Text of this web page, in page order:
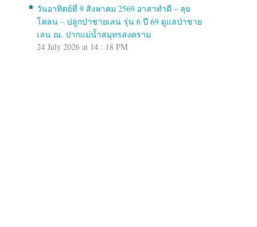
วันอาทิตย์ที่ 9 สิงหาคม 2569 อาสาทำดี – ลุย
โคลน – ปลูกป่าชายเลน รุ่น 6 ปี 69 ดูแลป่าชาย
เลน ณ. ปากแม่น้ำสมุทรสงคราม
24 July 2026 at 14 : 18 PM